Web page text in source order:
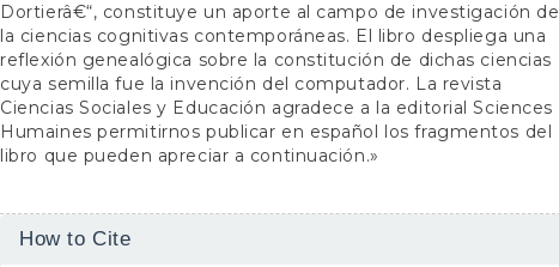
Dortierâ€“, constituye un aporte al campo de investigación de
la ciencias cognitivas contemporáneas. El libro despliega una
reflexión genealógica sobre la constitución de dichas ciencias
cuya semilla fue la invención del computador. La revista
Ciencias Sociales y Educación agradece a la editorial Sciences
Humaines permitirnos publicar en español los fragmentos del
libro que pueden apreciar a continuación.»
Article
How to Cite